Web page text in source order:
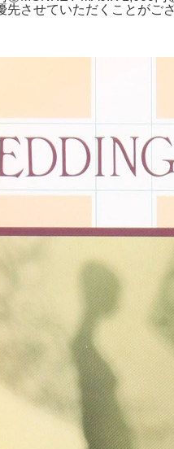
先させていただくことがご